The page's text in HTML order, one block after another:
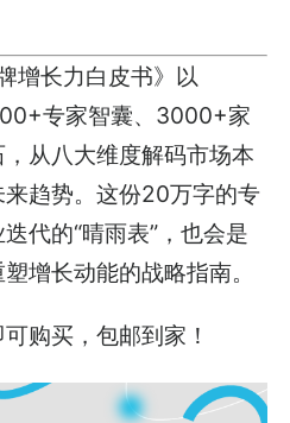
增长力白皮书》以
专家智囊、3000+家
从八大维度解码市场本
趋势。这份20万字的专
代的“晴雨表”，也会是
增长动能的战略指南。
购买，包邮到家！